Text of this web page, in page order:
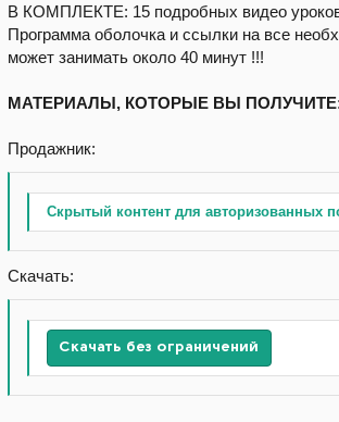
В КОМПЛЕКТЕ: 15 подробных видео
Программа оболочка и ссылки на все
может занимать около 40 минут !!!
МАТЕРИАЛЫ, КОТОРЫЕ ВЫ
Продажник:
Скрытый контент для авторизованных
Скачать:
Скачать без ограничений